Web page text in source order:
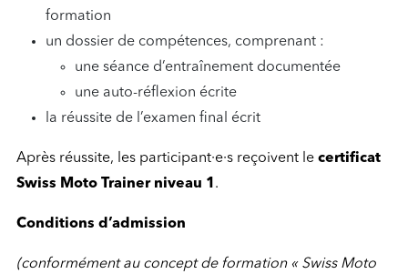
formation
un dossier de compétences, comprenant :
une séance d’entraînement documentée
une auto-réflexion écrite
la réussite de l’examen final écrit
Après réussite, les participant·e·s reçoivent le certificat
Swiss Moto Trainer niveau 1 .
Conditions d’admission
(conformément au concept de formation « Swiss Moto